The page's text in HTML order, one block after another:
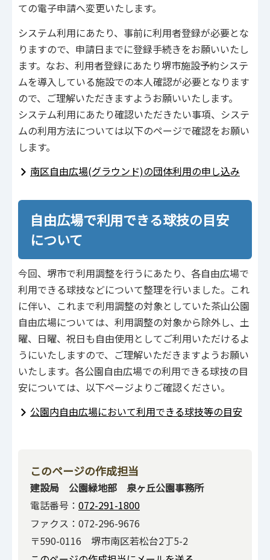
ての電子申請へ変更いたします。
システム利用にあたり、事前に利用者登録が必要とな
りますので、申請日までに登録手続きをお願いいたし
ます。なお、利用者登録にあたり堺市施設予約システ
ムを導入している施設での本人確認が必要となります
ので、ご理解いただきますようお願いいたします。
システム利用にあたり確認いただきたい事項、システ
ムの利用方法については以下のページで確認をお願い
します。
南区自由広場(グラウンド)の団体利用の申し込み
自由広場で利用できる球技の目安
について
今回、堺市で利用調整を行うにあたり、各自由広場で
利用できる球技などについて整理を行いました。これ
に伴い、これまで利用調整の対象としていた茶山公園
自由広場については、利用調整の対象から除外し、土
曜、日曜、祝日も自由使用としてご利用いただけるよ
うにいたしますので、ご理解いただきますようお願い
いたします。各公園自由広場での利用できる球技の目
安については、以下ページよりご確認ください。
公園内自由広場において利用できる球技等の目安
このページの作成担当
建設局 公園緑地部 泉ヶ丘公園事務所
電話番号： 072-291-1800
ファクス：072-296-9676
〒590-0116 堺市南区若松台2丁5-2